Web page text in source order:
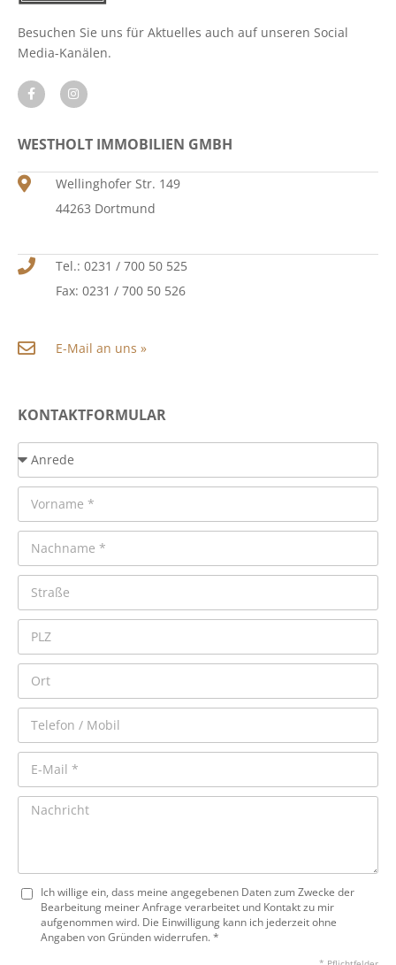
Besuchen Sie uns für Aktuelles auch auf unseren Social
Media-Kanälen.
WESTHOLT IMMOBILIEN GMBH
Wellinghofer Str. 149
44263 Dortmund
Tel.: 0231 / 700 50 525
Fax: 0231 / 700 50 526
E-Mail an uns »
KONTAKTFORMULAR
Ich willige ein, dass meine angegebenen Daten zum Zwecke der
Bearbeitung meiner Anfrage verarbeitet und Kontakt zu mir
aufgenommen wird. Die Einwilligung kann ich jederzeit ohne
Angaben von Gründen widerrufen. *